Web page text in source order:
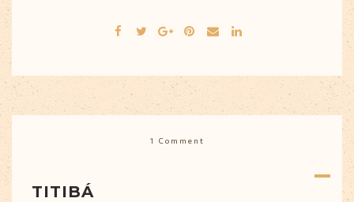
1 Comment
TITIBÁ